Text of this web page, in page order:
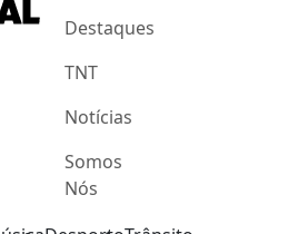
Destaques
TNT
Notícias
Somos
Nós